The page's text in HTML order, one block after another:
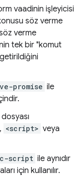
vaadinin işleyicisi
söz verme
verme
tek bir "komut
promise ile
<script> veya
script ile aynıdır
için kullanılır.